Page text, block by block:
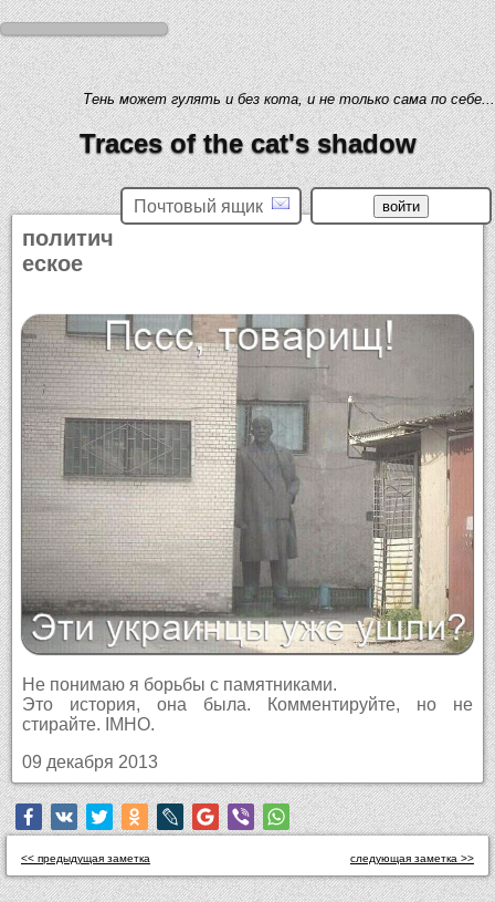
Тень может гулять и без кота, и не только сама по себе...
Traces of the cat's shadow
Почтовый ящик
политич
еское
Не понимаю я борьбы с памятниками.
Это история, она была. Комментируйте, но не
стирайте. IMHO.
09 декабря 2013
<< предыдущая заметка следующая заметка >>